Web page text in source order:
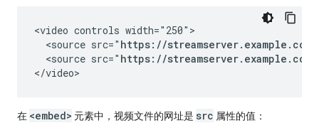
<video controls width="250">
  <source src="
https://
  <source src="
https://
</video>
在 <embed> 元素中，视频文件的网址是 src 属性的值：